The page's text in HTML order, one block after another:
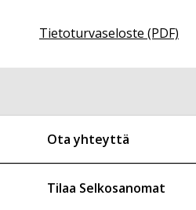
Tietoturvaseloste (PDF)
Ota yhteyttä
Tilaa Selkosanomat